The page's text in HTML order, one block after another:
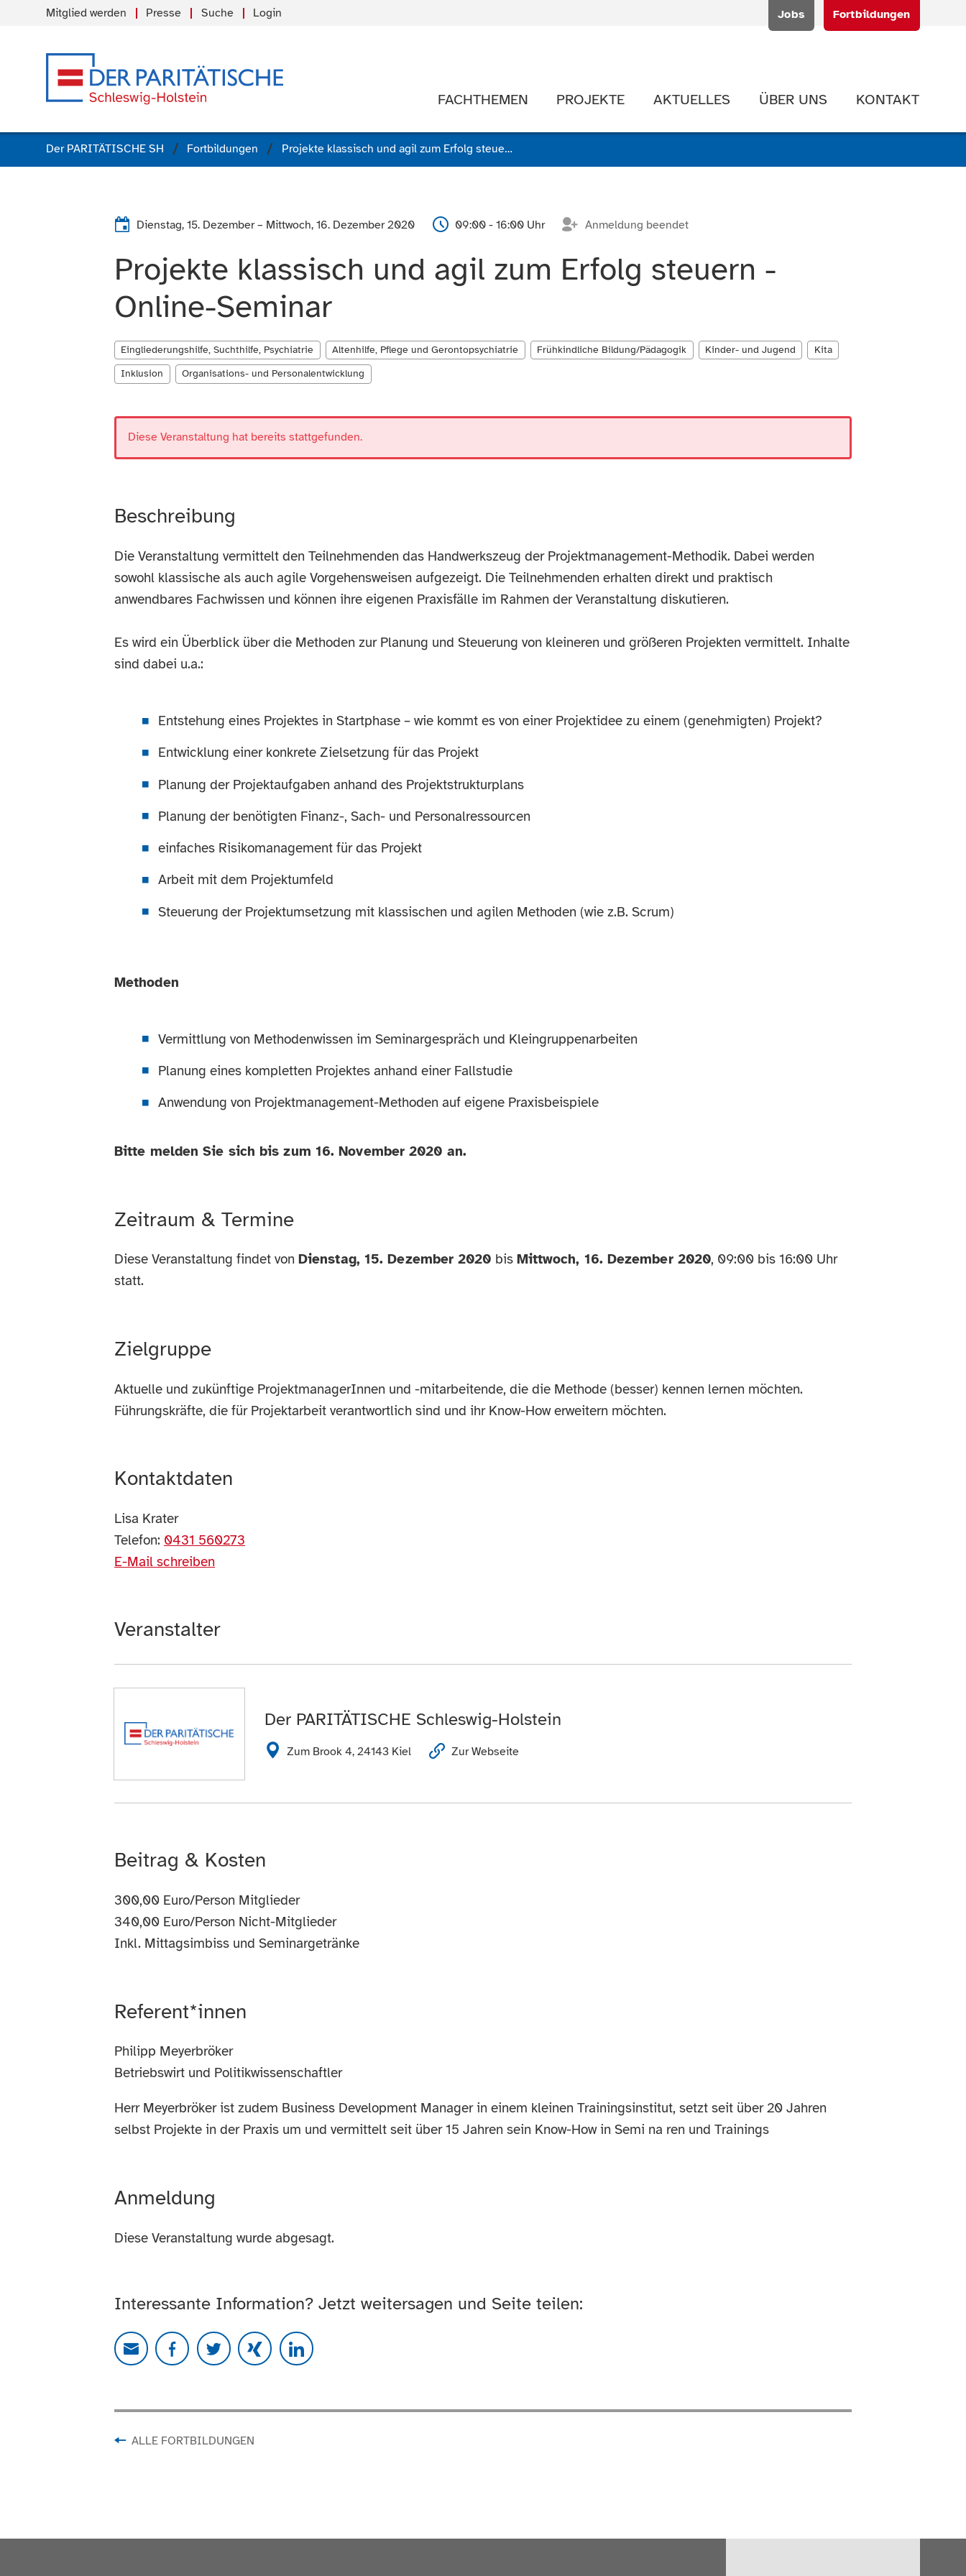
Jobs Fortbildungen
Mitglied werden Presse Suche Login
FACHTHEMEN PROJEKTE AKTUELLES ÜBER UNS KONTAKT
Der PARITÄTISCHE SH Fortbildungen Projekte klassisch und agil zum Erfolg steuern - Online-Seminar
Dienstag, 15. Dezember– Mittwoch, 16. Dezember 2020 09:00 - 16:00 Uhr Anmeldung beendet
Projekte klassisch und agil zum Erfolg steuern -
Online-Seminar
Eingliederungshilfe, Suchthilfe, Psychiatrie Altenhilfe, Pflege und Gerontopsychiatrie Frühkindliche Bildung/Pädagogik Kinder- und Jugend
Kita
Inklusion
Organisations- und Personalentwicklung
Diese Veranstaltung hat bereits stattgefunden.
Beschreibung
Die Veranstaltung vermittelt den Teilnehmenden das Handwerkszeug der Projektmanagement-Methodik. Dabei werden
sowohl klassische als auch agile Vorgehensweisen aufgezeigt. Die Teilnehmenden erhalten direkt und praktisch
anwendbares Fachwissen und können ihre eigenen Praxisfälle im Rahmen der Veranstaltung diskutieren.
Es wird ein Überblick über die Methoden zur Planung und Steuerung von kleineren und größeren Projekten vermittelt. Inhalte
sind dabei u.a.:
Entstehung eines Projektes in Startphase – wie kommt es von einer Projektidee zu einem (genehmigten) Projekt?
Entwicklung einer konkrete Zielsetzung für das Projekt
Planung der Projektaufgaben anhand des Projektstrukturplans
Planung der benötigten Finanz-, Sach- und Personalressourcen
einfaches Risikomanagement für das Projekt
Arbeit mit dem Projektumfeld
Steuerung der Projektumsetzung mit klassischen und agilen Methoden (wie z.B. Scrum)
Methoden
Vermittlung von Methodenwissen im Seminargespräch und Kleingruppenarbeiten
Planung eines kompletten Projektes anhand einer Fallstudie
Anwendung von Projektmanagement-Methoden auf eigene Praxisbeispiele
Bitte melden Sie sich bis zum 16. November 2020 an.
Zeitraum & Termine
Diese Veranstaltung findet von Dienstag, 15. Dezember 2020 bis Mittwoch, 16. Dezember 2020, 09:00 bis 16:00 Uhr
statt.
Zielgruppe
Aktuelle und zukünftige ProjektmanagerInnen und -mitarbeitende, die die Methode (besser) kennen lernen möchten.
Führungskräfte, die für Projektarbeit verantwortlich sind und ihr Know-How erweitern möchten.
Kontaktdaten
Lisa Krater
Telefon: 0431 560273
E-Mail schreiben
Veranstalter
Der PARITÄTISCHE Schleswig-Holstein
Zum Brook 4, 24143 Kiel Zur Webseite
Beitrag & Kosten
300,00 Euro/Person Mitglieder
340,00 Euro/Person Nicht-Mitglieder
Inkl. Mittagsimbiss und Seminargetränke
Referent*innen
Philipp Meyerbröker
Betriebswirt und Politikwissenschaftler
Herr Meyerbröker ist zudem Business Development Manager in einem kleinen Trainingsinstitut, setzt seit über 20 Jahren
selbst Projekte in der Praxis um und vermittelt seit über 15 Jahren sein Know-How in Semi na ren und Trainings
Anmeldung
Diese Veranstaltung wurde abgesagt.
Interessante Information? Jetzt weitersagen und Seite teilen:
ALLE FORTBILDUNGEN